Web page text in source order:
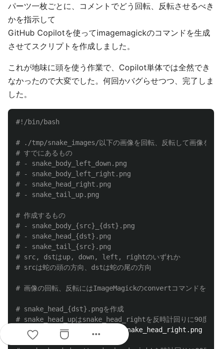
パーツ一枚ごとに、コメントでどう回転、反転させるべき
かを指示して
GitHub Copilotを使ってimagemagickのコマンドを生成
させてスクリプトを作成しました。
これが地味に頭を使う作業で、Copilot単体では全然でき
なかったので大変でした。何回かバグらせつつ、完了しま
した。
#!/bin/bash
# ./tmp/snake_images/以下の画像を回転、反転して画像を増
# すでにあるもの
# - snake_body_left_down.png
# - snake_body_left_right.png
# - snake_head_right.png
# - snake_tail_up.png
# 作成するもの
# - snake_body_{src}_{dst}.png
# - snake_head_{dst}.png
# - snake_tail_{src}.png
# src, dstはup, down, left, rightのいずれか
# srcは蛇の頭の方向、dstは蛇の尾の方向
# 画像の回転、反転にはImageMagickのconvertコマンドを使用
# snake_head_{dst}.pngを作成
# snake_head_upはsnake_head_rightを反時計回りに90度回
convert ./tmp/snake_images/snake_head_right.png
more_horiz